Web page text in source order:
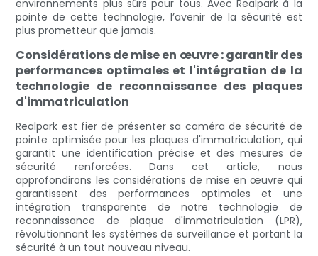
environnements plus sûrs pour tous. Avec Realpark à la
pointe de cette technologie, l’avenir de la sécurité est
plus prometteur que jamais.
Considérations de mise en œuvre : garantir des
performances optimales et l'intégration de la
technologie de reconnaissance des plaques
d'immatriculation
Realpark est fier de présenter sa caméra de sécurité de
pointe optimisée pour les plaques d'immatriculation, qui
garantit une identification précise et des mesures de
sécurité renforcées. Dans cet article, nous
approfondirons les considérations de mise en œuvre qui
garantissent des performances optimales et une
intégration transparente de notre technologie de
reconnaissance de plaque d'immatriculation (LPR),
révolutionnant les systèmes de surveillance et portant la
sécurité à un tout nouveau niveau.